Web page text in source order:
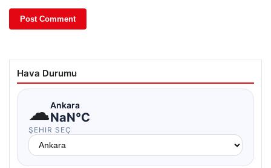
Hava Durumu
☁Ankara
NaN°C
ŞEHIR SEÇ